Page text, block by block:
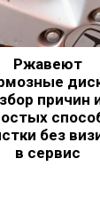
Ржавеют
причин
без
в сервис